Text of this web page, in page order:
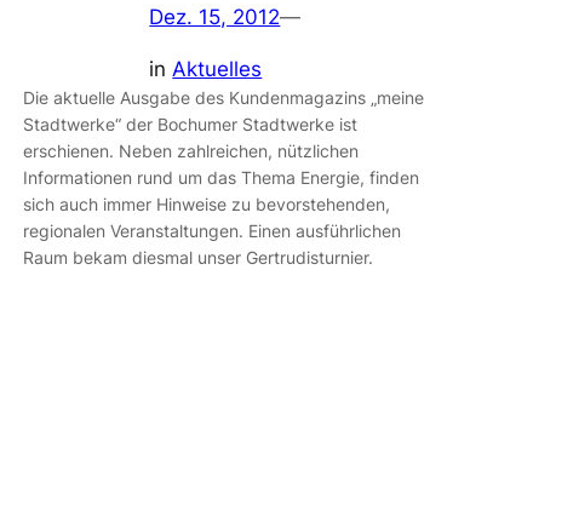
Dez. 15, 2012—
in Aktuelles
Die aktuelle Ausgabe des Kundenmagazins „meine
Stadtwerke“ der Bochumer Stadtwerke ist
erschienen. Neben zahlreichen, nützlichen
Informationen rund um das Thema Energie, finden
sich auch immer Hinweise zu bevorstehenden,
regionalen Veranstaltungen. Einen ausführlichen
Raum bekam diesmal unser Gertrudisturnier.